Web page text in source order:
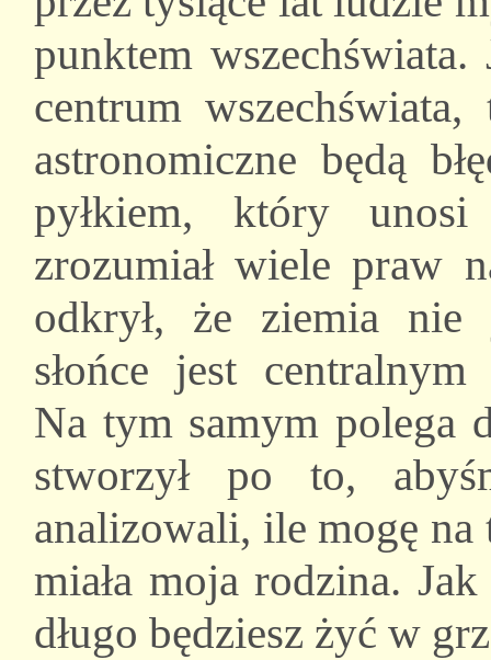
punktem
centrum
astronomiczne będą
pyłkiem, który
zrozumiał wiele praw
odkrył, że ziemia nie
słońce jest centralnym
Na tym samym polega
stworzył po to,
analizowali, ile mogę
miała moja rodzina.
długo będziesz żyć w